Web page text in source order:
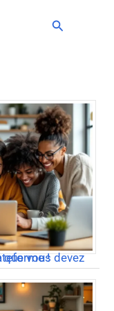
Rechercher
sur la plateforme !